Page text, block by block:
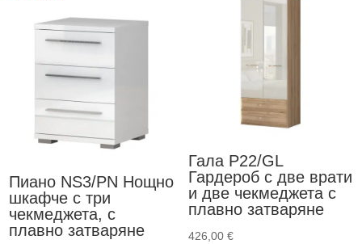
Пиано NS3/PN Нощно
шкафче с три
чекмеджета, с
плавно затваряне
Гала P22/GL
Гардероб с две врати
и две чекмеджета с
плавно затваряне
426,00 €